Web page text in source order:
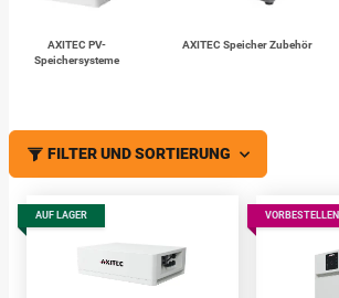
AXITEC PV-
Speichersysteme
AXITEC Speicher Zubehör
FILTER UND SORTIERUNG
AUF LAGER VORBESTELLEN